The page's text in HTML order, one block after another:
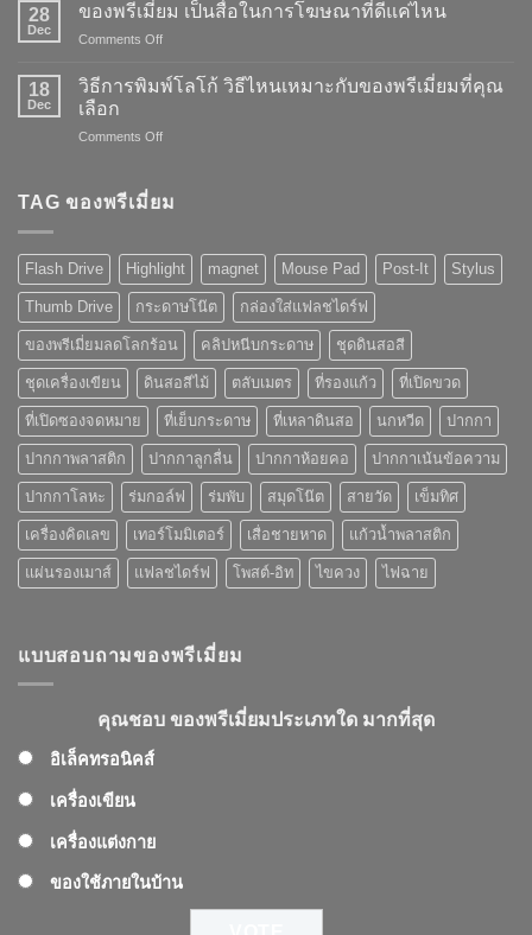
“ของ
28
Dec
ของพรีเมี่ยม เป็นสื่อในการโฆษณาที่ดีแค่ไหน
Comments Offon
พรี
เป็น
การ
ดี
แค่
ไหน
18
Dec
วิธีการพิมพ์โลโก้ วิธีไหนเหมาะกับของพรีเมี่ยมที่คุณ
เลือก
Comments Offon
พิมพ์
ไหน
เหมาะ
กับ
เมี่
ยม
ที่
คุณ
เลือก
TAG ของพรีเมี่ยม
Flash Drive Highlight magnet Mouse Pad Post-It Stylus
Thumb Drive กระดาษโน๊ต กล่องใส่แฟลชไดร์ฟ
ของพรีเมี่ยมลดโลกร้อน คลิปหนีบกระดาษ ชุดดินสอสี
ชุดเครื่องเขียน ดินสอสีไม้ ตลับเมตร ที่รองแก้ว ที่เปิดขวด
ที่เปิดซองจดหมาย ที่เย็บกระดาษ ที่เหลาดินสอ นกหวีด ปากกา
ปากกาพลาสติก ปากกาลูกลื่น ปากกาห้อยคอ ปากกาเน้นข้อความ
ปากกาโลหะ ร่มกอล์ฟ ร่มพับ สมุดโน๊ต สายวัด เข็มทิศ
เครื่องคิดเลข เทอร์โมมิเตอร์ เสื่อชายหาด แก้วน้ำพลาสติก
แผ่นรองเมาส์ แฟลชไดร์ฟ โพสต์-อิท ไขควง ไฟฉาย
แบบสอบถามของพรีเมี่ยม
คุณชอบ ของพรีเมี่ยมประเภทใด มากที่สุด
อิเล็คทรอนิคส์
เครื่องเขียน
เครื่องแต่งกาย
ของใช้ภายในบ้าน